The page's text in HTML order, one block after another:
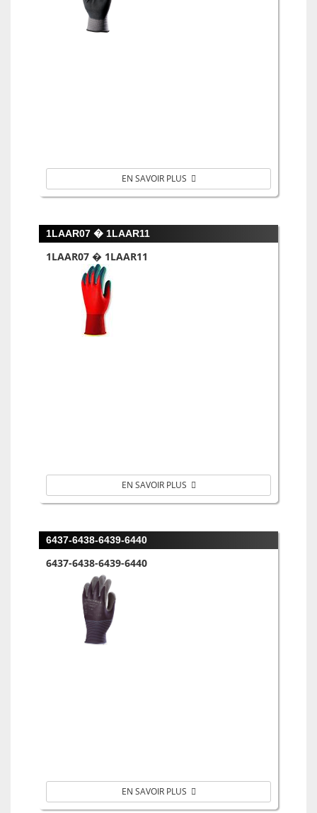
EN SAVOIR PLUS
1LAAR07 � 1LAAR11
1LAAR07 � 1LAAR11
EN SAVOIR PLUS
6437-6438-6439-6440
6437-6438-6439-6440
EN SAVOIR PLUS